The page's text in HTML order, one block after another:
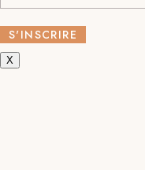
X